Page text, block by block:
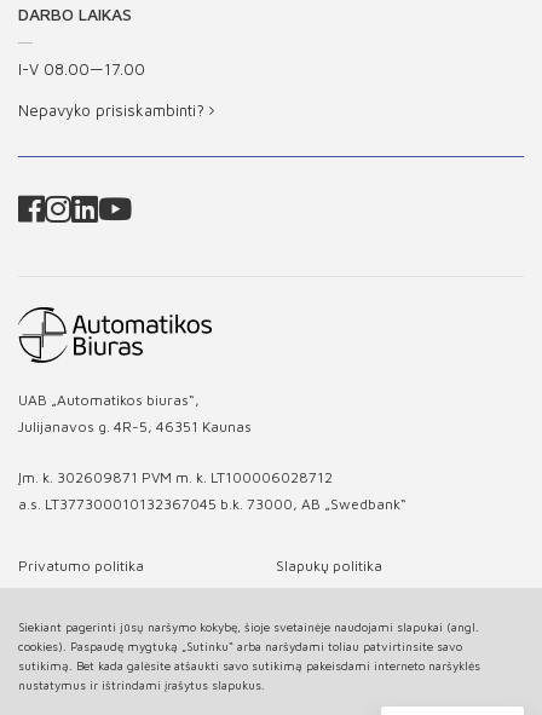
Siekiant pagerinti jūsų naršymo kokybę, šioje svetainėje naudojami slapukai (angl.
cookies). Paspaudę mygtuką „Sutinku“ arba naršydami toliau patvirtinsite savo
sutikimą. Bet kada galėsite atšaukti savo sutikimą pakeisdami interneto naršyklės
nustatymus ir ištrindami įrašytus slapukus.
DARBO LAIKAS
I-V 08.00—17.00
Nepavyko prisiskambinti?
UAB „Automatikos biuras“,
Julijanavos g. 4R-5, 46351 Kaunas
Įm. k. 302609871 PVM m. k. LT100006028712
a.s. LT377300010132367045 b.k. 73000, AB „Swedbank“
Privatumo politika Slapukų politika